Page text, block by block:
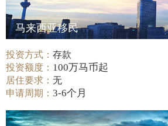
马来西亚移民
投资方式：存款
投资额度： 100万马币起
居住要求：无
申请周期：3-6个月